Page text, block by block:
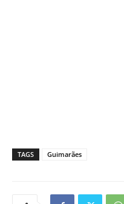
TAGS Guimarães